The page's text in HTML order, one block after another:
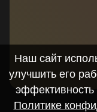
Наш сайт
улучшить его
Политике